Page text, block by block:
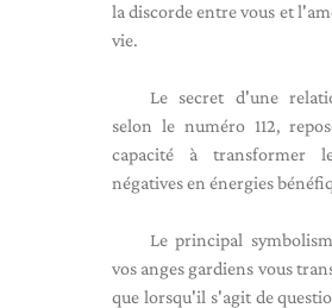
la discorde entre vous et
vie.
Le secret d'une
selon le numéro 112,
capacité à transformer
négatives en énergies
Le principal
vos anges gardiens vous
que lorsqu'il s'agit de